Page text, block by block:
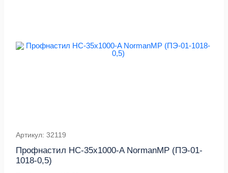
Артикул: 32119
Профнастил НС-35x1000-A NormanMP (ПЭ-01-
1018-0,5)